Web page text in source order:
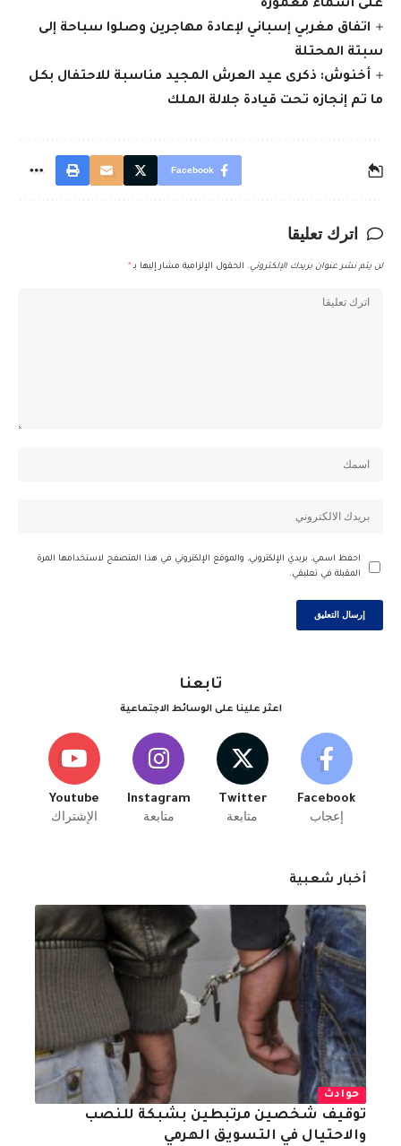
على أسماء مغمورة
اتفاق مغربي إسباني لإعادة مهاجرين وصلوا سباحة إلى
سبتة المحتلة
أخنوش: ذكرى عيد العرش المجيد مناسبة للاحتفال بكل
ما تم إنجازه تحت قيادة جلالة الملك
Facebook
اترك تعليقا
لن يتم نشر عنوان بريدك الإلكتروني. الحقول الإلزامية مشار إليها بـ *
احفظ اسمي، بريدي الإلكتروني، والموقع الإلكتروني في هذا المتصفح لاستخدامها المرة
المقبلة في تعليقي.
تابعنا
اعثر علينا على الوسائط الاجتماعية
Facebook
إعجاب
Twitter
متابعة
Instagram
متابعة
Youtube
الإشتراك
أخبار شعبية
حوادث
توقيف شخصين مرتبطين بشبكة للنصب
والاحتيال في التسويق الهرمي